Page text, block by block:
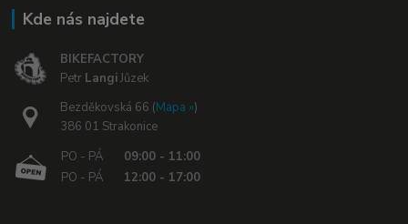
Kde nás najdete
BIKEFACTORY
Petr LangiJůzek
Bezděkovská 66 (Mapa »)
386 01 Strakonice
PO - PÁ
09:00 - 11:00
PO - PÁ
12:00 - 17:00